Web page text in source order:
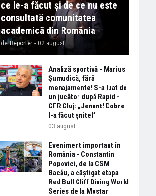
ce le-a făcut și de ce nu este
consultată comunitatea
academică din România
de Reporter - 02 august
Analiză sportivă - Marius
Șumudică, fără
menajamente! S-a luat de
un jucător după Rapid -
CFR Cluj: „Jenant! Dobre
l-a făcut șnitel”
03 august
Eveniment important în
România - Constantin
Popovici, de la CSM
Bacău, a câștigat etapa
Red Bull Cliff Diving World
Series de la Mostar